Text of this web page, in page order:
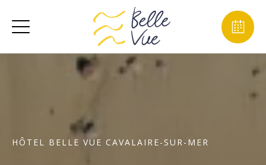
HÔTEL BELLE VUE CAVALAIRE-SUR-MER